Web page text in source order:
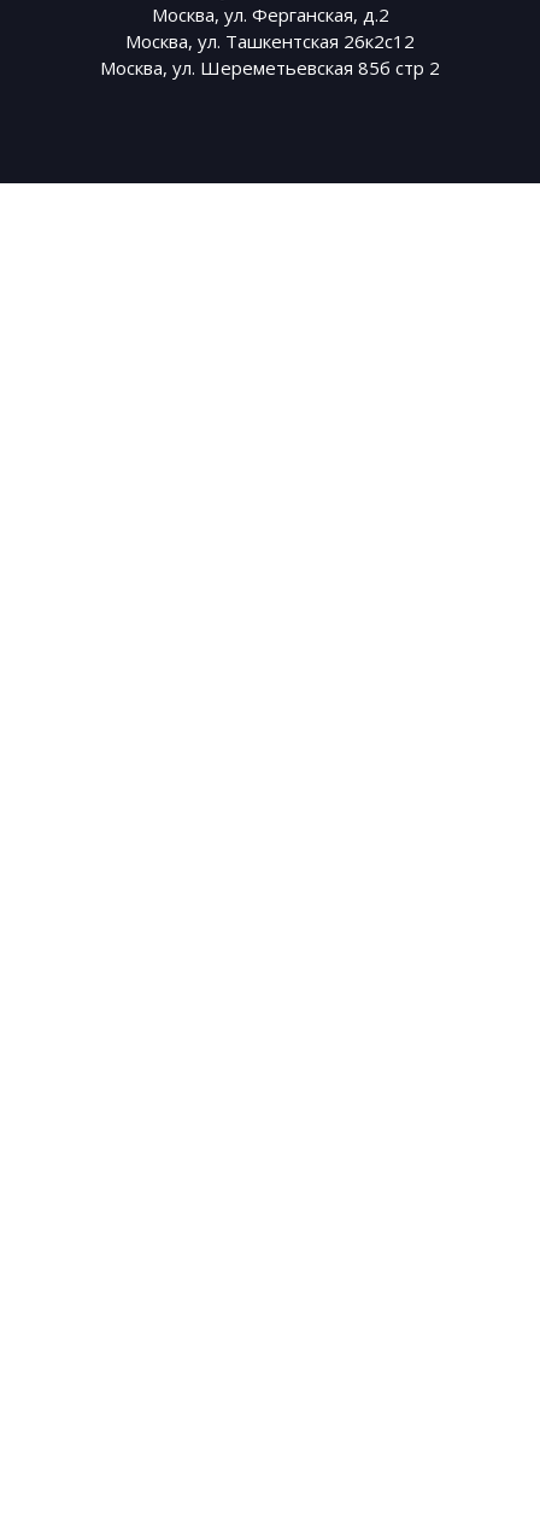
Москва, ул. Ферганская, д.2
Москва, ул. Ташкентская 26к2с12
Москва, ул. Шереметьевская 85б стр 2